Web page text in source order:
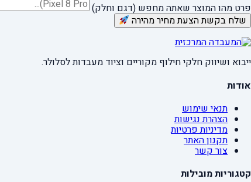
פרט מהו המוצר שאתה מחפש (דגם וחלק)
שלח בקשת הצעת מחיר מהירה
ייבוא ושיווק חלקי חילוף מקוריים וציוד מעבדות לסלולר.
אודות
תנאי שימוש
הצהרת נגישות
מדיניות פרטיות
תקנון האתר
צור קשר
קטגוריות מובילות